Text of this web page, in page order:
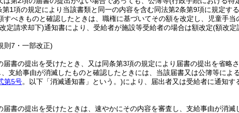
第1項の規定により当該書類と同一の内容を含む同法第2条第9項に規定す
すべきものと確認したときは、職権に基づいてその額を改定し、児童手当
定請求却下)通知書により、受給者が施設等受給者の場合は額改定(額改定
則7・一部改正)
書の提出を受けたとき、又は同条第3項の規定により届書の提出を省略
支給事由が消滅したものと確認したときには、当該届書又は公簿等によ
第5号。以下「消滅通知書」という。)により、届出者又は受給者に通知す
書の提出を受けたときは、速やかにその内容を審査し、支給事由が消